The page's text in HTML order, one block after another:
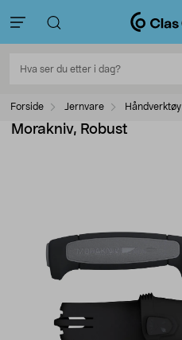
Forside Jernvare Håndverktøy
Morakniv, Robust